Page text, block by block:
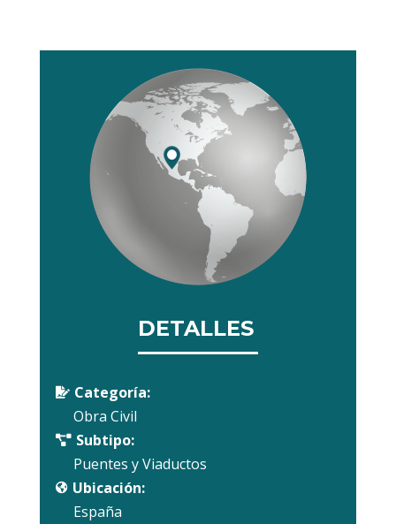
DETALLES
 Categoría:
Obra Civil
 Subtipo:
Puentes y Viaductos
 Ubicación:
España